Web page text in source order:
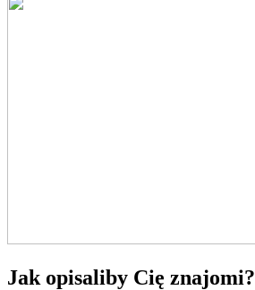
Jak opisaliby Cię znajomi?